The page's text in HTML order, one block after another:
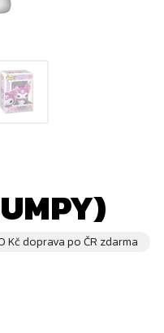
Kč doprava po ČR zdarma